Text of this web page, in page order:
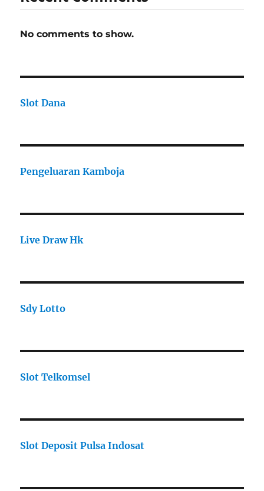
No comments to show.
Slot Dana
Pengeluaran Kamboja
Live Draw Hk
Sdy Lotto
Slot Telkomsel
Slot Deposit Pulsa Indosat